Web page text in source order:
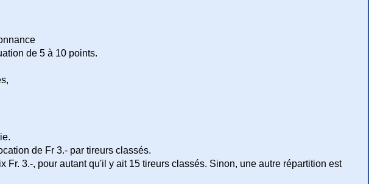
de 5 à 10 points.
de Fr 3.- par tireurs classés.
Fr. 3.-, pour autant qu'il y ait 15 tireurs classés. Sinon, une autre répartition est